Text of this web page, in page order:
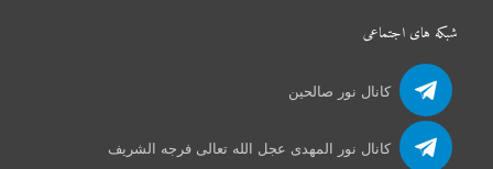
شبکه های اجتماعی
کانال نور صالحین
کانال نور المهدی عجل الله تعالی فرجه الشریف